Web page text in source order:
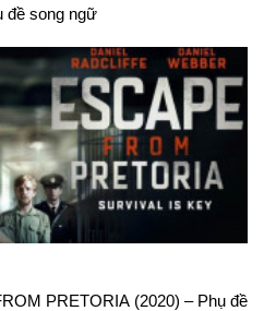
đề song ngữ
PRETORIA (2020) – Phụ đề